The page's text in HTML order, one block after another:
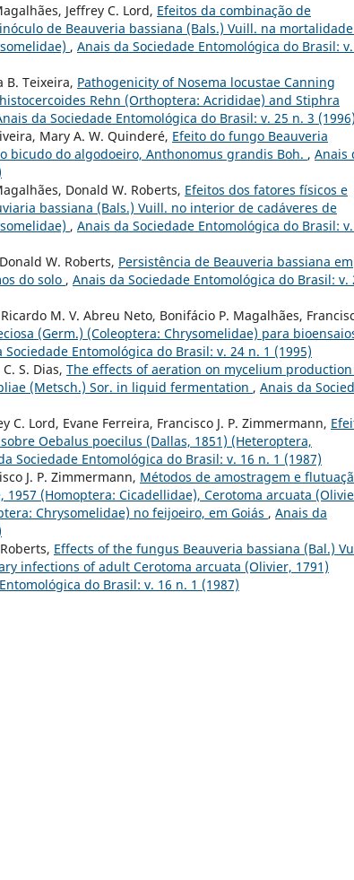
Jeffrey C. Lord, Efeitos da combinação de
de Beauveria bassiana (Bals.) Vuill. na
, Anais da Sociedade Entomológica do Brasil:
B. Teixeira, Pathogenicity of Nosema locustae Canning
Rehn (Orthoptera: Acrididae) and Stiphra
da Sociedade Entomológica do Brasil: v. 25 n. 3
Mary A. W. Quinderé, Efeito do fungo Beauveria
bicudo do algodoeiro, Anthonomus grandis Boh. , Anais
Donald W. Roberts, Efeitos dos fatores físicos e
bassiana (Bals.) Vuill. no interior de cadáveres de
, Anais da Sociedade Entomológica do Brasil:
W. Roberts, Persistência de Beauveria bassiana em
do solo , Anais da Sociedade Entomológica do Brasil: v.
M. V. Abreu Neto, Bonifácio P. Magalhães,
(Germ.) (Coleoptera: Chrysomelidae) para
Sociedade Entomológica do Brasil: v. 24 n. 1 (1995)
S. Dias, The effects of aeration on mycelium
(Metsch.) Sor. in liquid fermentation , Anais da
C. Lord, Evane Ferreira, Francisco J. P. Zimmermann,
Oebalus poecilus (Dallas, 1851) (Heteroptera,
Sociedade Entomológica do Brasil: v. 16 n. 1 (1987)
J. P. Zimmermann, Métodos de amostragem e
(Homoptera: Cicadellidae), Cerotoma arcuata
Chrysomelidae) no feijoeiro, em Goiás , Anais da
Effects of the fungus Beauveria bassiana (Bal.)
infections of adult Cerotoma arcuata (Olivier, 1791)
do Brasil: v. 16 n. 1 (1987)